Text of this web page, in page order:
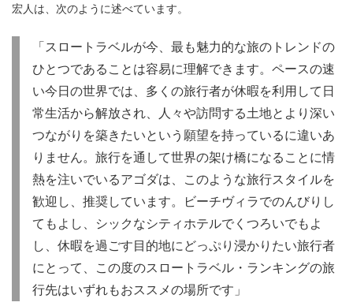
宏人は、次のように述べています。
「スロートラベルが今、最も魅力的な旅のトレンドの
ひとつであることは容易に理解できます。ペースの速
い今日の世界では、多くの旅行者が休暇を利用して日
常生活から解放され、人々や訪問する土地とより深い
つながりを築きたいという願望を持っているに違いあ
りません。旅行を通して世界の架け橋になることに情
熱を注いでいるアゴダは、このような旅行スタイルを
歓迎し、推奨しています。ビーチヴィラでのんびりし
てもよし、シックなシティホテルでくつろいでもよ
し、休暇を過ごす目的地にどっぷり浸かりたい旅行者
にとって、この度のスロートラベル・ランキングの旅
行先はいずれもおススメの場所です」